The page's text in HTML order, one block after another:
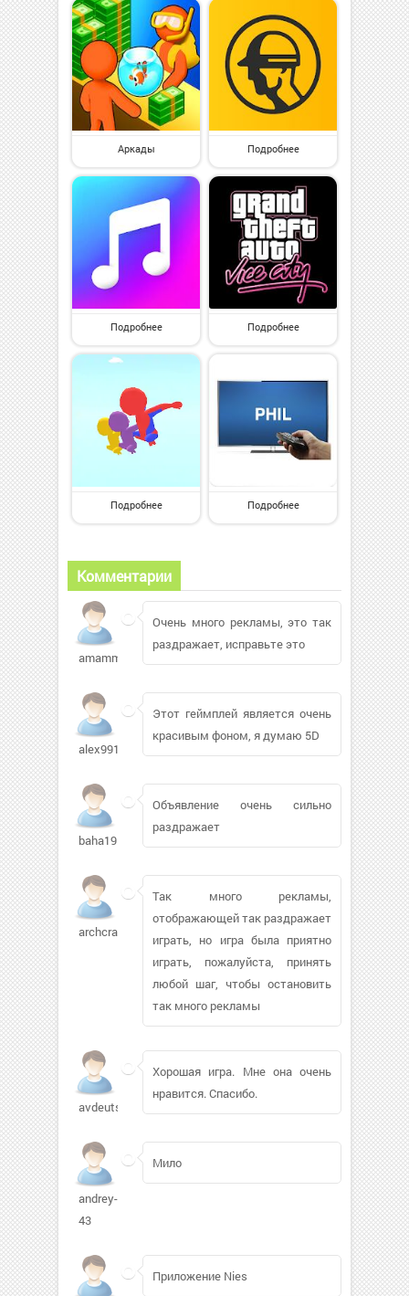
Аркады Подробнее
Подробнее Подробнее
Подробнее Подробнее
Комментарии
amammadli
Очень много рекламы, это так
раздражает, исправьте это
alex9911
Этот геймплей является очень
красивым фоном, я думаю 5D
baha195644
Объявление очень сильно
раздражает
archcrafts
Так много рекламы,
отображающей так раздражает
играть, но игра была приятно
играть, пожалуйста, принять
любой шаг, чтобы остановить
так много рекламы
avdeutsi
Хорошая игра. Мне она очень
нравится. Спасибо.
andrey-
43
Мило
Приложение Nies